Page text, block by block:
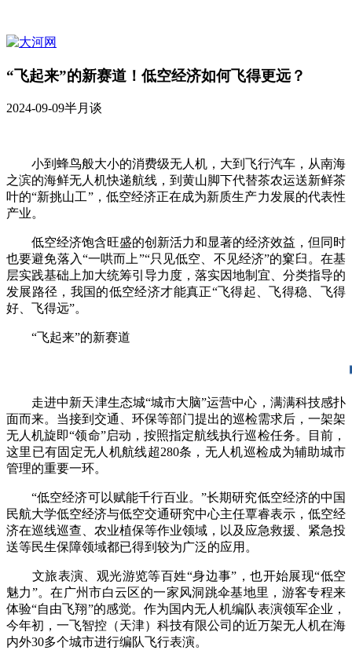
“飞起来”的新赛道！低空经济如何飞得更远？
2024-09-09半月谈
小到蜂鸟般大小的消费级无人机，大到飞行汽车，从南海
之滨的海鲜无人机快递航线，到黄山脚下代替茶农运送新鲜茶
叶的“新挑山工”，低空经济正在成为新质生产力发展的代表性
产业。
低空经济饱含旺盛的创新活力和显著的经济效益，但同时
也要避免落入“一哄而上”“只见低空、不见经济”的窠臼。在基
层实践基础上加大统筹引导力度，落实因地制宜、分类指导的
发展路径，我国的低空经济才能真正“飞得起、飞得稳、飞得
好、飞得远”。
“飞起来”的新赛道
走进中新天津生态城“城市大脑”运营中心，满满科技感扑
面而来。当接到交通、环保等部门提出的巡检需求后，一架架
无人机旋即“领命”启动，按照指定航线执行巡检任务。目前，
这里已有固定无人机航线超280条，无人机巡检成为辅助城市
管理的重要一环。
“低空经济可以赋能千行百业。”长期研究低空经济的中国
民航大学低空经济与低空交通研究中心主任覃睿表示，低空经
济在巡线巡查、农业植保等作业领域，以及应急救援、紧急投
送等民生保障领域都已得到较为广泛的应用。
文旅表演、观光游览等百姓“身边事”，也开始展现“低空
魅力”。在广州市白云区的一家风洞跳伞基地里，游客专程来
体验“自由飞翔”的感觉。作为国内无人机编队表演领军企业，
今年初，一飞智控（天津）科技有限公司的近万架无人机在海
内外30多个城市进行编队飞行表演。